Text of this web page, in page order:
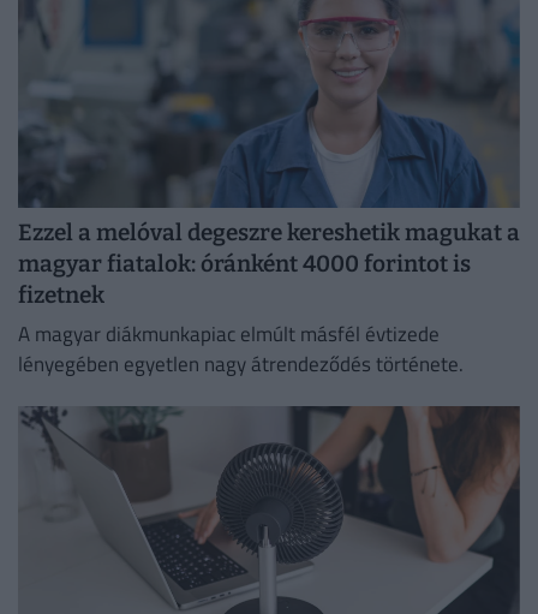
Ezzel a melóval degeszre kereshetik magukat a
magyar fiatalok: óránként 4000 forintot is
fizetnek
A magyar diákmunkapiac elmúlt másfél évtizede
lényegében egyetlen nagy átrendeződés története.